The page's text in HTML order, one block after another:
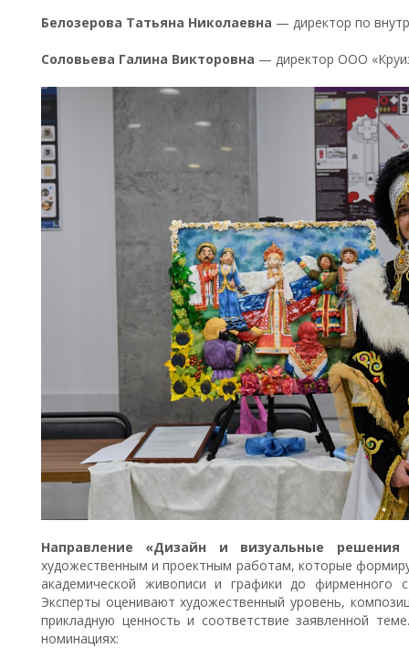
Белозерова Татьяна Николаевна — директор по
Соловьева Галина Викторовна — директор ООО
Направление «Дизайн и визуальные
художественным и проектным работам, которые
академической живописи и графики до фирменного
Эксперты оценивают художественный уровень,
прикладную ценность и соответствие заявленной
номинациях: